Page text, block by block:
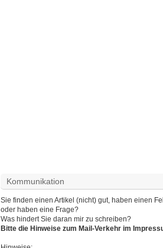
Kommunikation
Sie finden einen Artikel (nicht) gut, haben einen
oder haben eine Frage?
Was hindert Sie daran mir zu schreiben?
Bitte die Hinweise zum Mail-Verkehr im